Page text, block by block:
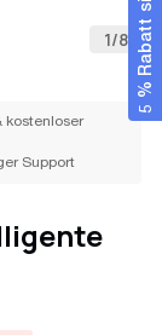
1/8
kostenloser
Support